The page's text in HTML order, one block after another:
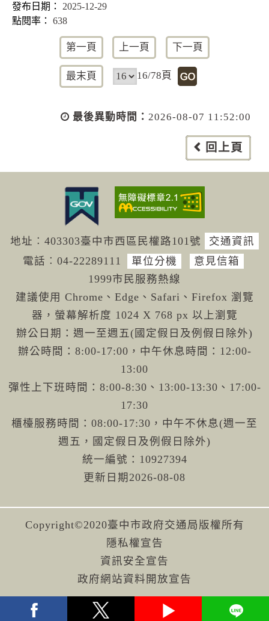
2025-12-29
638
第一頁 上一頁 下一頁
最末頁 16/78頁
最後異動時間： 2026-08-07 11:52:00
回上頁
地址︰403303臺中市西區民權路101號
交通資訊
電話︰04-22289111 單位分機
意見信箱
1999市民服務熱線
建議使用 Chrome、Edge、Safari、Firefox 瀏覽
器，螢幕解析度 1024 X 768 px 以上瀏覽
辦公日期：週一至週五(國定假日及例假日除外)
辦公時間：8:00-17:00，中午休息時間：12:00-
13:00
彈性上下班時間：8:00-8:30、13:00-13:30、17:00-
17:30
櫃檯服務時間：08:00-17:30，中午不休息(週一至
週五，國定假日及例假日除外)
統一編號：10927394
更新日期 2026-08-08
Copyright©2020臺中市政府交通局版權所有
隱私權宣告
資訊安全宣告
政府網站資料開放宣告